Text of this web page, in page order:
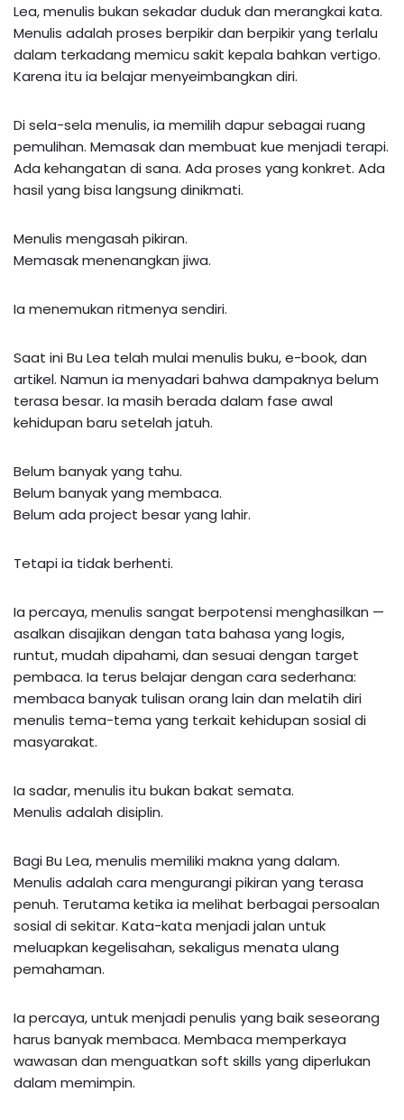
Lea, menulis bukan sekadar duduk dan merangkai kata.
Menulis adalah proses berpikir dan berpikir yang terlalu
dalam terkadang memicu sakit kepala bahkan vertigo.
Karena itu ia belajar menyeimbangkan diri.
Di sela-sela menulis, ia memilih dapur sebagai ruang
pemulihan. Memasak dan membuat kue menjadi terapi.
Ada kehangatan di sana. Ada proses yang konkret. Ada
hasil yang bisa langsung dinikmati.
Menulis mengasah pikiran.
Memasak menenangkan jiwa.
Ia menemukan ritmenya sendiri.
Saat ini Bu Lea telah mulai menulis buku, e-book, dan
artikel. Namun ia menyadari bahwa dampaknya belum
terasa besar. Ia masih berada dalam fase awal
kehidupan baru setelah jatuh.
Belum banyak yang tahu.
Belum banyak yang membaca.
Belum ada project besar yang lahir.
Tetapi ia tidak berhenti.
Ia percaya, menulis sangat berpotensi menghasilkan —
asalkan disajikan dengan tata bahasa yang logis,
runtut, mudah dipahami, dan sesuai dengan target
pembaca. Ia terus belajar dengan cara sederhana:
membaca banyak tulisan orang lain dan melatih diri
menulis tema-tema yang terkait kehidupan sosial di
masyarakat.
Ia sadar, menulis itu bukan bakat semata.
Menulis adalah disiplin.
Bagi Bu Lea, menulis memiliki makna yang dalam.
Menulis adalah cara mengurangi pikiran yang terasa
penuh. Terutama ketika ia melihat berbagai persoalan
sosial di sekitar. Kata-kata menjadi jalan untuk
meluapkan kegelisahan, sekaligus menata ulang
pemahaman.
Ia percaya, untuk menjadi penulis yang baik seseorang
harus banyak membaca. Membaca memperkaya
wawasan dan menguatkan soft skills yang diperlukan
dalam memimpin.